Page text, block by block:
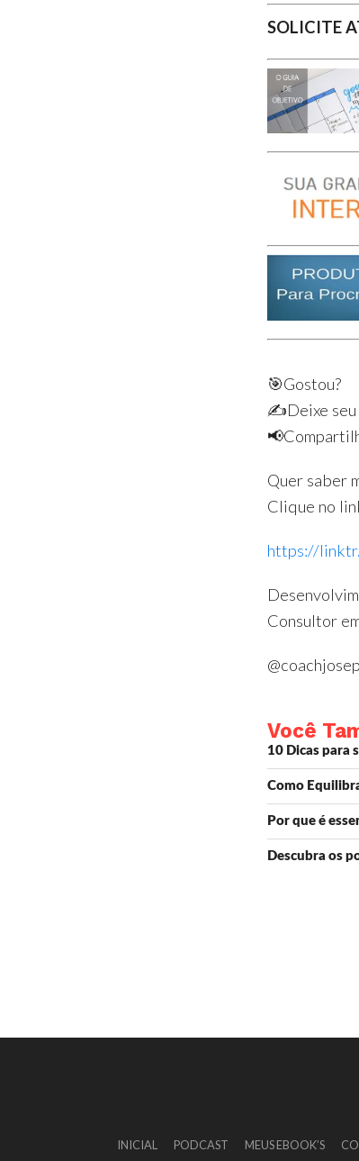
SOLICITE
🎯Gostou?
✍️Deixe seu
Quer saber
Clique no
https://
Consultor
Você
10 Dicas para
Como
Por que é
Descubra os
INICIAL PODCAST MEUS EBOOK’S